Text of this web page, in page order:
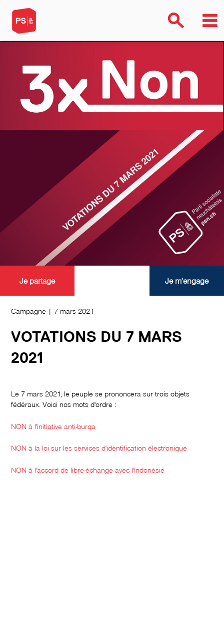
Campagne | 7 mars 2021
VOTATIONS DU 7 MARS
2021
Le 7 mars 2021, le peuple se prononcera sur trois objets
fédéraux. Voici nos mots d'ordre :
NON à l'initiative anti-burqa
NON à la loi sur les services d'identification électronique
NON à l'accord de libre-échange avec l'Indonésie
Je partage Je m'engage